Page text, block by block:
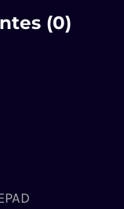
(0)